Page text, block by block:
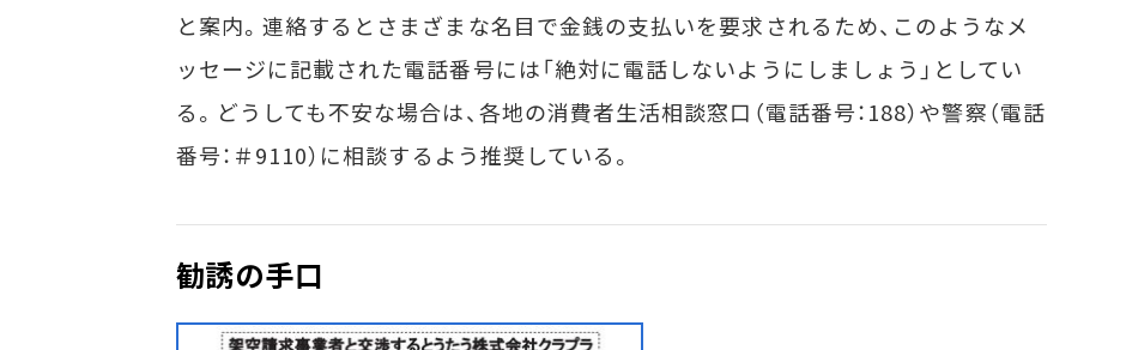
と案内。連絡するとさまざまな名目で金銭の支払いを要求されるため、このようなメ
ッセージに記載された電話番号には「絶対に電話しないようにしましょう」としてい
る。どうしても不安な場合は、各地の消費者生活相談窓口（電話番号：188）や警察（電話
番号：＃9110）に相談するよう推奨している。
勧誘の手口